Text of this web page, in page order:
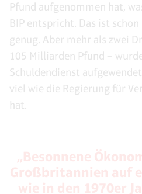
Pfund aufgenommen hat,
BIP entspricht. Das ist
genug. Aber mehr als zwei
105 Milliarden Pfund –
Schuldendienst
viel wie die Regierung für
hat.